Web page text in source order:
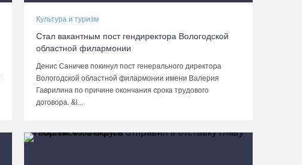
Культура и туризм
Стал вакантным пост гендиректора Вологодской
областной филармонии
Денис Саничев покинул пост генерального директора
Вологодской областной филармонии имени Валерия
Гаврилина по причине окончания срока трудового
договора. &l...